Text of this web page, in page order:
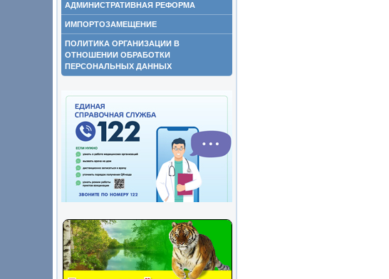
АДМИНИСТРАТИВНАЯ РЕФОРМА
ИМПОРТОЗАМЕЩЕНИЕ
ПОЛИТИКА ОРГАНИЗАЦИИ В
ОТНОШЕНИИ ОБРАБОТКИ
ПЕРСОНАЛЬНЫХ ДАННЫХ